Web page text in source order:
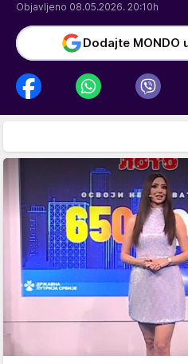
Objavljeno 08.05.2026. 20:10h
Dodajte MONDO